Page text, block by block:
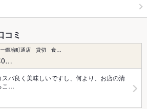
コミ
ー鍛冶町通店 貸切 食…
0…
パ良く美味しいですし、何より、お店の清
こ…